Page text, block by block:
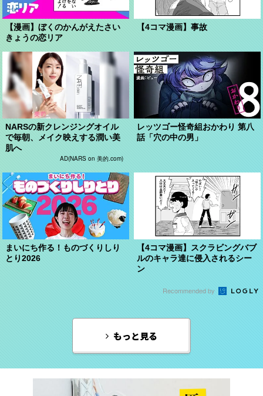
【漫画】ぼくのかんがえたさい
きょうの恋リア
【4コマ漫画】事故
NARSの新クレンジングオイル
で毎朝、メイク映えする潤い美
肌へ
AD(NARS on 美的.com)
レッツゴー怪奇組おかわり 第八
話「穴の中の男」
まいにち作る！ものづくりしり
とり2026
【4コマ漫画】スクラビングバブ
ルのキャラ達に侵入されるシー
ン
Recommended by
もっと見る